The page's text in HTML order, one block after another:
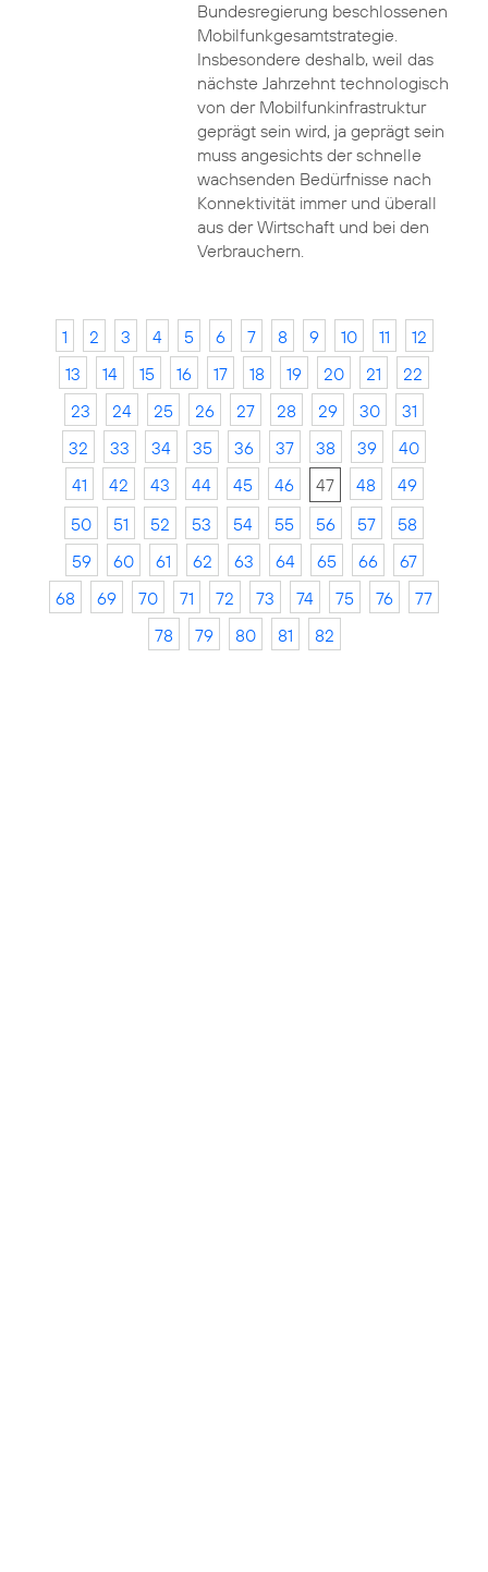
Bundesregierung beschlossenen
Mobilfunkgesamtstrategie.
Insbesondere deshalb, weil das
nächste Jahrzehnt technologisch
von der Mobilfunkinfrastruktur
geprägt sein wird, ja geprägt sein
muss angesichts der schnelle
wachsenden Bedürfnisse nach
Konnektivität immer und überall
aus der Wirtschaft und bei den
Verbrauchern.
1 2 3 4 5 6 7 8 9 10 11
12
13
14 15 16 17 18 19 20 21
22
23
24 25 26 27 28 29 30
31
32
33 34 35 36 37 38 39
40
41
42 43 44 45 46 47 48
49
50
51 52 53 54 55 56 57
58
59
60 61 62 63 64 65 66
67
68
69 70 71 72 73 74 75 76
77
78
79 80 81 82